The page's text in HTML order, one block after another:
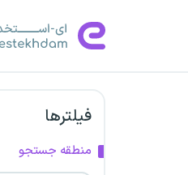
فیلترها
منطقه جستجو